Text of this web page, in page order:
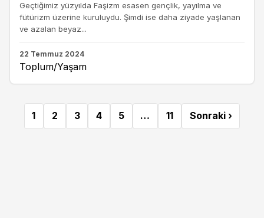
Geçtiğimiz yüzyılda Faşizm esasen gençlik, yayılma ve
fütürizm üzerine kuruluydu. Şimdi ise daha ziyade yaşlanan
ve azalan beyaz...
22 Temmuz 2024
Toplum/Yaşam
1 2 3 4 5 … 11 Sonraki ›